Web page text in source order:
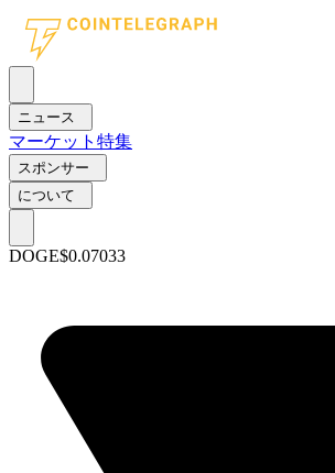
ニュース
マーケット 特集
スポンサー
について
DOGE$0.07033